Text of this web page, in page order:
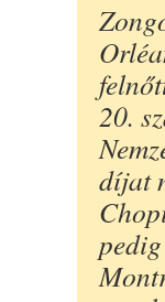
20.
díjat